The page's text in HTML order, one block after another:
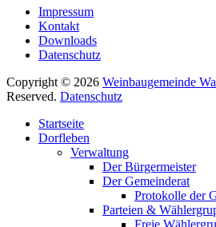
Impressum
Kontakt
Downloads
Datenschutz
Copyright © 2026 Weinbaugemeinde
Reserved. Datenschutz
oben
scrollen
Startseite
Dorfleben
Verwaltung
Der Bürgermeister
Der Gemeinderat
Protokolle der
Parteien &
Freie